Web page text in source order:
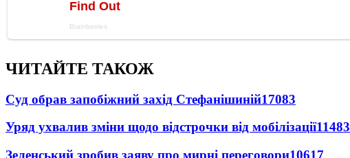
ЧИТАЙТЕ ТАКОЖ
Суд обрав запобіжний захід Стефанішиній17083
Уряд ухвалив зміни щодо відстрочки від мобілізації11483
Зеленський зробив заяву про мирні переговори10617